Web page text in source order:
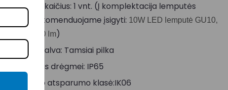
Lempučių skaičius: 1 vnt. (Į komplektacija lemputės
neįeina, rekomenduojame įsigyti: 10W LED lemputė GU10,
2700K, 1400 lm)
Korpuso spalva: Tamsiai pilka
Atsparumas drėgmei: IP65
Mechaninio atsparumo klasė:IK06